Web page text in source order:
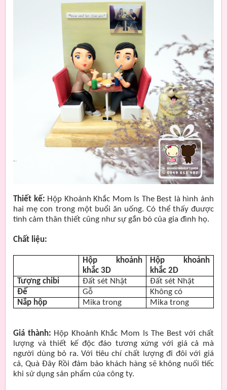
Thiết kế: Hộp Khoảnh Khắc Mom Is The Best là hình ảnh
hai mẹ con trong một buổi ăn uống. Có thể thấy đuược
tình cảm thân thiết cũng như sự gắn bó của gia đình họ.
Chất liệu:
Hộp khoảnh
khắc 3D
Hộp khoảnh
khắc 2D
Tượng chibi
Đất sét Nhật
Đất sét Nhật
Đế
Gỗ
Không có
Nắp hộp
Mika trong Mika trong
Giá thành: Hộp Khoảnh Khắc Mom Is The Best với chất
lượng và thiết kế độc đáo tương xứng với giá cả mà
người dùng bỏ ra. Với tiêu chí chất lượng đi đôi với giá
cả, Quà Đây Rồi đảm bảo khách hàng sẽ không nuối tiếc
khi sử dụng sản phẩm của công ty.